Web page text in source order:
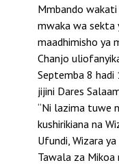
Mmbando
mwaka wa sekta
maadhimisho ya
Chanjo
Septemba 8 hadi
jijini Dares
“Ni lazima tuwe
kushirikiana na
Ufundi, Wizara
Tawala za Mikoa